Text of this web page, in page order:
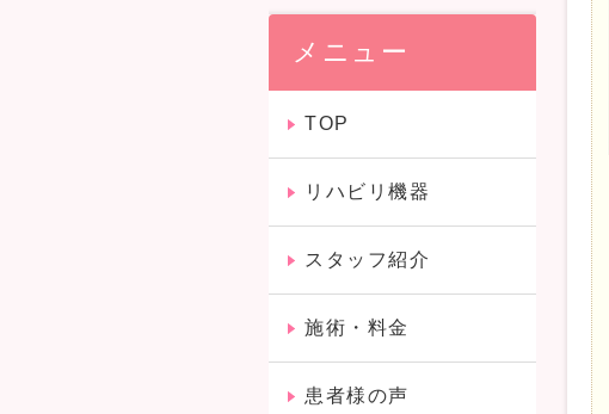
メニュー
TOP
リハビリ機器
スタッフ紹介
施術・料金
患者様の声